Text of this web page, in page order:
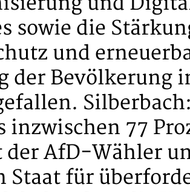
sowie die
und
der Bevölkerung
inzwischen 77
der AfD-Wähler
Staat für